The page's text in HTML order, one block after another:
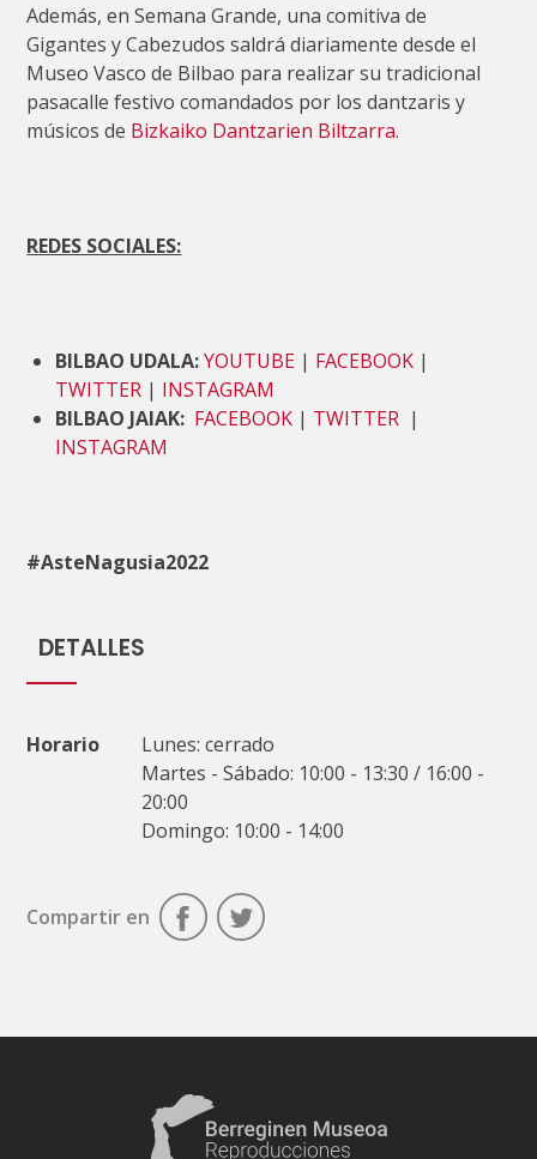
Además, en Semana Grande, una comitiva de
Gigantes y Cabezudos saldrá diariamente desde el
Museo Vasco de Bilbao para realizar su tradicional
pasacalle festivo comandados por los dantzaris y
músicos de Bizkaiko Dantzarien Biltzarra.
REDES SOCIALES:
BILBAO UDALA: YOUTUBE | FACEBOOK |
TWITTER | INSTAGRAM
BILBAO JAIAK: FACEBOOK | TWITTER |
INSTAGRAM
#AsteNagusia2022
DETALLES
Horario
Lunes: cerrado
Martes - Sábado: 10:00 - 13:30 / 16:00 -
20:00
Domingo: 10:00 - 14:00
Compartir en